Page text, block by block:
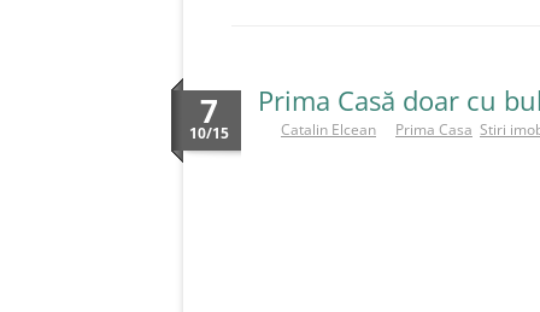
7
10/15
Prima Casă doar cu
Catalin Elcean Prima Casa Stiri